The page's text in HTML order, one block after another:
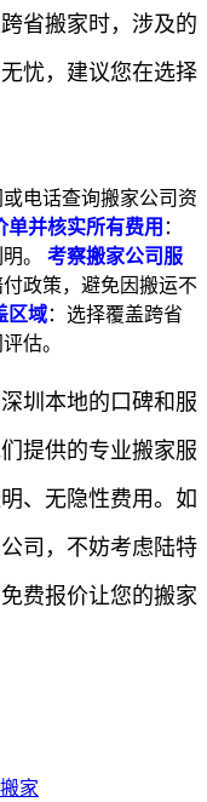
省搬家时，涉及的
忧，建议您在选择
或电话查询搬家公司资
单并核实所有费用 ：
。 考察搬家公司服
政策，避免因搬运不
区域：选择覆盖跨省
估。
圳本地的口碑和服
提供的专业搬家服
、无隐性费用。如
司，不妨考虑陆特
费报价让您的搬家